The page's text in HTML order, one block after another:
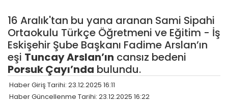
16 Aralık'tan bu yana aranan Sami Sipahi
Ortaokulu Türkçe Öğretmeni ve Eğitim - İş
Eskişehir Şube Başkanı Fadime Arslan’ın
eşi Tuncay Arslan’ın cansız bedeni
Porsuk Çayı’nda bulundu.
Haber Giriş Tarihi: 23.12.2025 16:11
Haber Güncellenme Tarihi: 23.12.2025 16:22